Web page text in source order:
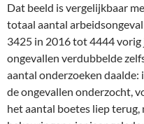
Dat beeld is vergelijkbaar
totaal aantal
3425 in 2016 tot 4444
ongevallen verdubbelde
aantal onderzoeken
de ongevallen onderzocht,
het aantal boetes liep terug,